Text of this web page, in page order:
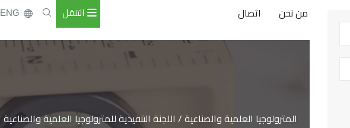
من نحن اتصال التنقل ENG
المترولوجيا العلمية والصناعية / اللجنة التنفيذية للمترولوجيا العلمية والصناعية